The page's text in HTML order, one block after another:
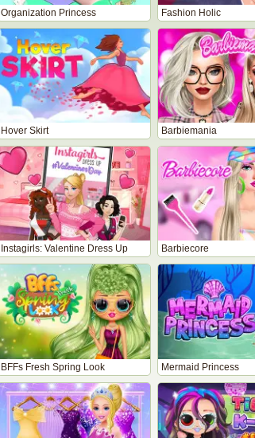
Organization Princess Fashion Holic
Hover Skirt Barbiemania
Instagirls: Valentine Dress Up Barbiecore
BFFs Fresh Spring Look Mermaid Princess